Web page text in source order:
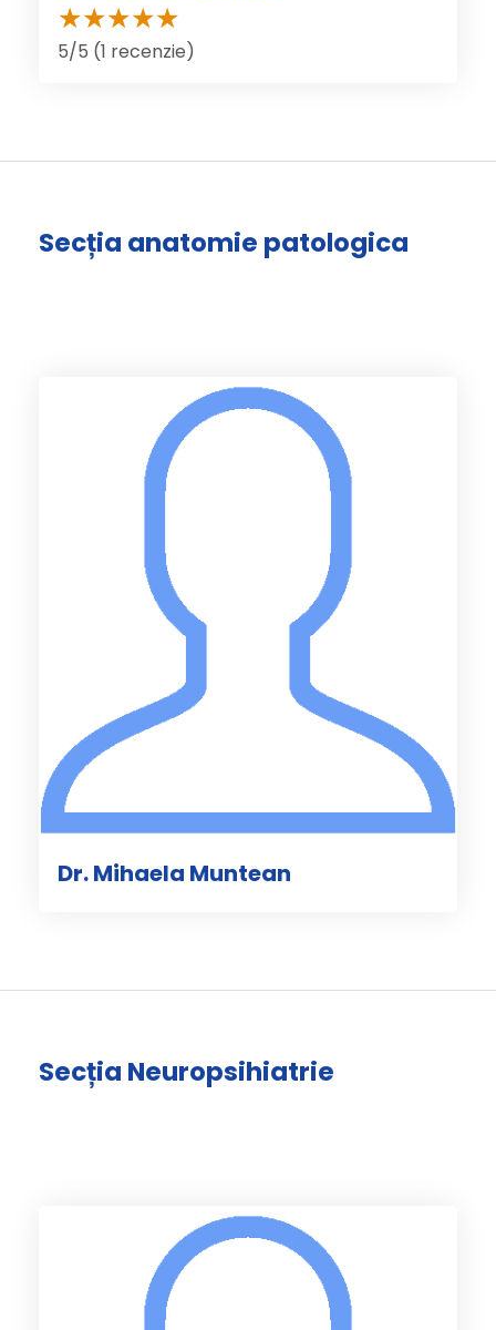
5/5 (1 recenzie)
Secția anatomie patologica
Dr. Mihaela Muntean
Secția Neuropsihiatrie